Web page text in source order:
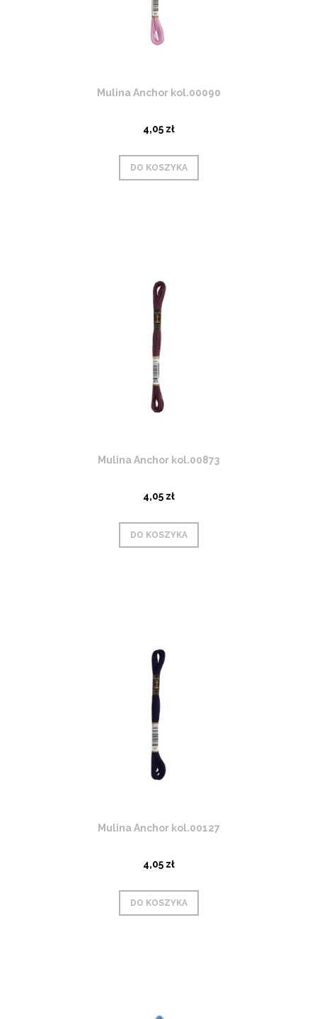
Mulina Anchor kol.00090
4,05 zł
DO KOSZYKA
Mulina Anchor kol.00873
4,05 zł
DO KOSZYKA
Mulina Anchor kol.00127
4,05 zł
DO KOSZYKA